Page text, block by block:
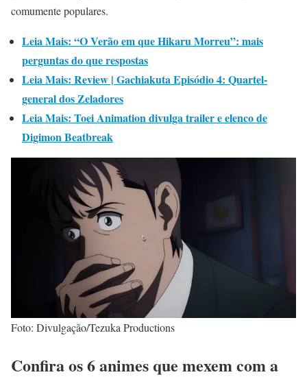
comumente populares.
Leia Mais: “O Verão em que Hikaru Morreu”: mais
perguntas do que respostas
Leia Mais: Review | Gachiakuta Episódio 4: Quartel-
general dos Zeladores
Leia Mais: Toei Animation divulga trailer e elenco de
Digimon Beatbreak
Foto: Divulgação/Tezuka Productions
Confira os 6 animes que mexem com a